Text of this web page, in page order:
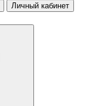
Личный кабинет